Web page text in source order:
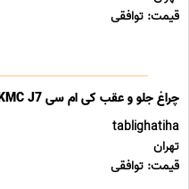
قیمت: توافقی
چراغ جلو و عقب کی ام سی KMC J7
tablighatiha
تهران
قیمت: توافقی